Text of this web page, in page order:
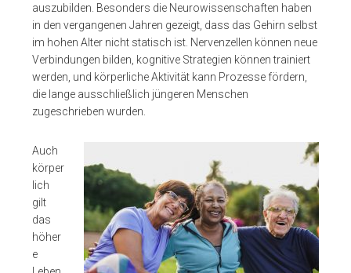
auszubilden. Besonders die Neurowissenschaften haben
in den vergangenen Jahren gezeigt, dass das Gehirn selbst
im hohen Alter nicht statisch ist. Nervenzellen können neue
Verbindungen bilden, kognitive Strategien können trainiert
werden, und körperliche Aktivität kann Prozesse fördern,
die lange ausschließlich jüngeren Menschen
zugeschrieben wurden.
Auch
körper
lich
gilt
das
höher
e